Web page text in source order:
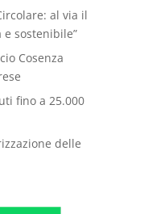
al via il
e sostenibile”
Cosenza
fino a 25.000
delle